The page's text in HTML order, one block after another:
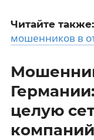
Читайте также:
мошенников в
целую
компаний